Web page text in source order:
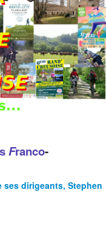
Franco-
ses dirigeants, Stephen